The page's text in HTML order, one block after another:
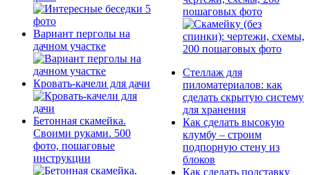
Вариант перголы на
дачном участке
Кровать-качели для дачи
Бетонная скамейка.
Своими руками. 500
фото, пошаговые
инструкции
пошаговых фото
Стеллаж для
пиломатериалов: как
сделать скрытую систему
для хранения
Как сделать высокую
клумбу – строим
подпорную стену из
блоков
Как сделать подставку